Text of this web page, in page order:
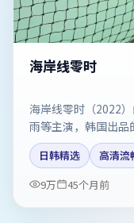
海岸线零时
海岸线零时（2022
雨等主演，韩国出品
代切片。剧情简介与
方资料为准。
日韩精选
高清流
9万
45个月前